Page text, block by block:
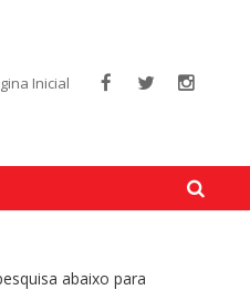
Inicial
abaixo para